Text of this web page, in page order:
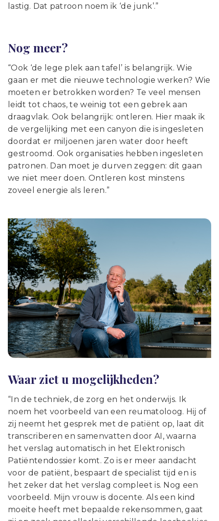
lastig. Dat patroon noem ik ‘de junk’.”
Nog meer?
“Ook ‘de lege plek aan tafel’ is belangrijk. Wie
gaan er met die nieuwe technologie werken? Wie
moeten er betrokken worden? Te veel mensen
leidt tot chaos, te weinig tot een gebrek aan
draagvlak. Ook belangrijk: ontleren. Hier maak ik
de vergelijking met een canyon die is ingesleten
doordat er miljoenen jaren water door heeft
gestroomd. Ook organisaties hebben ingesleten
patronen. Dan moet je durven zeggen: dit gaan
we niet meer doen. Ontleren kost minstens
zoveel energie als leren.”
Waar ziet u mogelijkheden?
“In de techniek, de zorg en het onderwijs. Ik
noem het voorbeeld van een reumatoloog. Hij of
zij neemt het gesprek met de patiënt op, laat dit
transcriberen en samenvatten door AI, waarna
het verslag automatisch in het Elektronisch
Patiëntendossier komt. Zo is er meer aandacht
voor de patiënt, bespaart de specialist tijd en is
het zeker dat het verslag compleet is. Nog een
voorbeeld. Mijn vrouw is docente. Als een kind
moeite heeft met bepaalde rekensommen, gaat